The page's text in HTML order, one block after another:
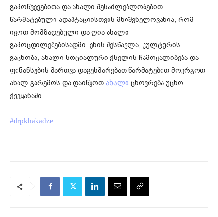
გამოწვევებითა და ახალი შესაძლებლობებით.
წარმატებული ადაპტაციისთვის მნიშვნელოვანია, რომ
იყოთ მომზადებული და ღია ახალი
გამოცდილებებისადმი. ენის შესწავლა, კულტურის
გაცნობა, ახალი სოციალური ქსელის ჩამოყალიბება და
ფინანსების მართვა დაგეხმარებათ წარმატებით მოერგოთ
ახალ გარემოს და დაიწყოთ ახალი ცხოვრება უცხო
ქვეყანაში.
#drpkhakadze